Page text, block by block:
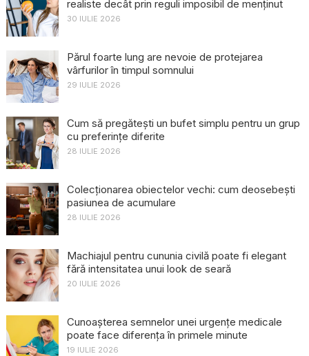
realiste decât prin reguli imposibil de menținut
30 IULIE 2026
Părul foarte lung are nevoie de protejarea
vârfurilor în timpul somnului
29 IULIE 2026
Cum să pregătești un bufet simplu pentru un grup
cu preferințe diferite
28 IULIE 2026
Colecționarea obiectelor vechi: cum deosebești
pasiunea de acumulare
28 IULIE 2026
Machiajul pentru cununia civilă poate fi elegant
fără intensitatea unui look de seară
20 IULIE 2026
Cunoașterea semnelor unei urgențe medicale
poate face diferența în primele minute
19 IULIE 2026